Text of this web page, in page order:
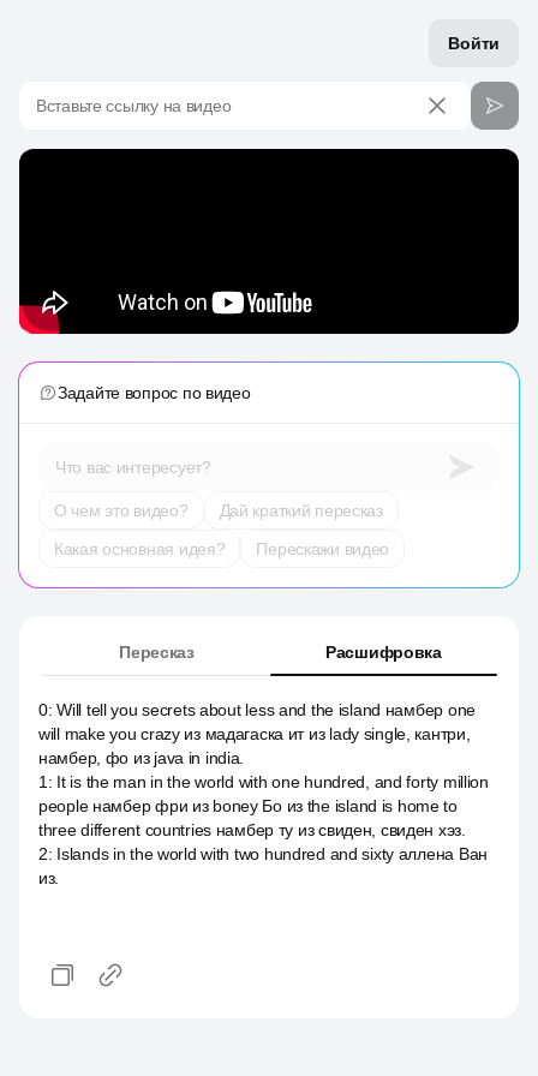
Войти
Вставьте ссылку на видео
Задайте вопрос по видео
Что вас интересует?
О чем это видео?
Дай краткий пересказ
Какая основная идея?
Перескажи видео
Пересказ Расшифровка
0:Will tell you secrets about less and the island намбер one
will make you crazy из мадагаска ит из lady single, кантри,
намбер, фо из java in india.
1 : It is the man in the world with one hundred, and forty million
people намбер фри из boney Бо из the island is home to
three different countries намбер ту из свиден, свиден хэз.
2: Islands in the world with two hundred and sixty аллена Ван
из.